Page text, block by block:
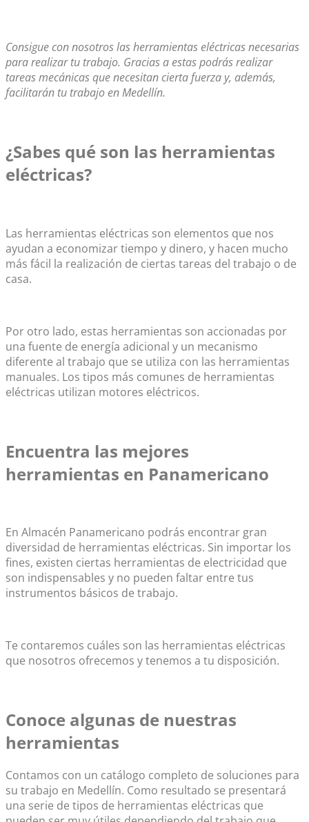
Consigue con nosotros las herramientas eléctricas necesarias
para realizar tu trabajo. Gracias a estas podrás realizar
tareas mecánicas que necesitan cierta fuerza y, además,
facilitarán tu trabajo en Medellín.
¿Sabes qué son las herramientas
eléctricas?
Las herramientas eléctricas son elementos que nos
ayudan a economizar tiempo y dinero, y hacen mucho
más fácil la realización de ciertas tareas del trabajo o de
casa.
Por otro lado, estas herramientas son accionadas por
una fuente de energía adicional y un mecanismo
diferente al trabajo que se utiliza con las herramientas
manuales. Los tipos más comunes de herramientas
eléctricas utilizan motores eléctricos.
Encuentra las mejores
herramientas en Panamericano
En Almacén Panamericano podrás encontrar gran
diversidad de herramientas eléctricas. Sin importar los
fines, existen ciertas herramientas de electricidad que
son indispensables y no pueden faltar entre tus
instrumentos básicos de trabajo.
Te contaremos cuáles son las herramientas eléctricas
que nosotros ofrecemos y tenemos a tu disposición.
Conoce algunas de nuestras
herramientas
Contamos con un catálogo completo de soluciones para
su trabajo en Medellín. Como resultado se presentará
una serie de tipos de herramientas eléctricas que